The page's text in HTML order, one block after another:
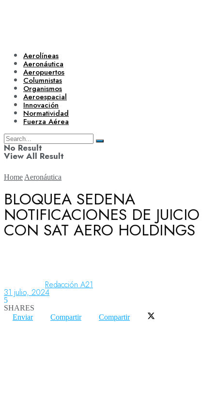
Aerolíneas
Aeronáutica
Aeropuertos
Columnistas
Organismos
Aeroespacial
Innovación
Normatividad
Fuerza Aérea
No Result
View All Result
Aerolíneas
Aeropuertos
Columnistas
Home Aeronáutica
BLOQUEA SEDENA
NOTIFICACIONES DE JUICIO
CON SAT AERO HOLDINGS
Redacción A21
31 julio, 2024
5
SHARES
Enviar
Compartir Compartir